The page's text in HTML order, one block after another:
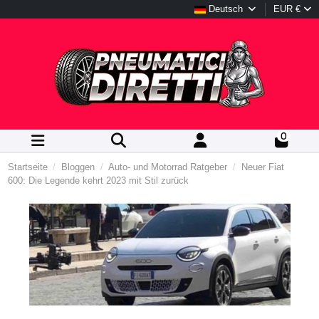
Deutsch EUR €
0
Startseite Bloggen Auto- und Motorrad Ratgeber
Neuer Fiat
600: Die Legende kehrt 2023 mit Stil zurück